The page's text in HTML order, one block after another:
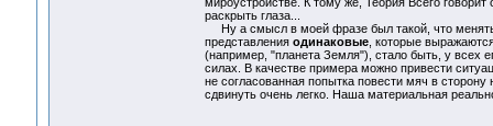
раскрыть глаза...
Ну а смысл в моей фразе был такой, что
представления одинаковые, которые
(например, "планета Земля"), стало быть, у всех
силах. В качестве примера можно привести
не согласованная попытка повести мяч в
сдвинуть очень легко. Наша материальная